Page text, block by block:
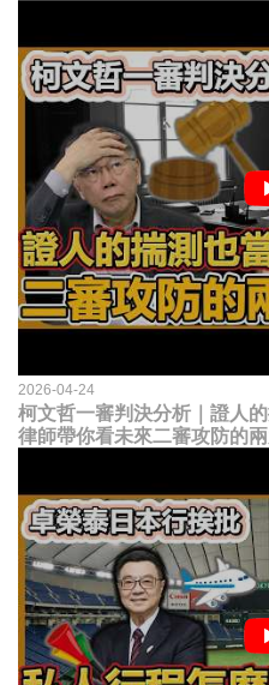
2026-04-24
柯文哲一審判決分析｜證人
律師帶你看未來二審攻防的兩